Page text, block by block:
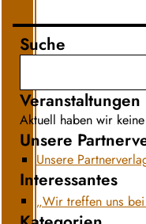
Suche
Veranstaltungen
Aktuell haben wir
Unsere
Unsere
Interessantes
„Wir treffen uns